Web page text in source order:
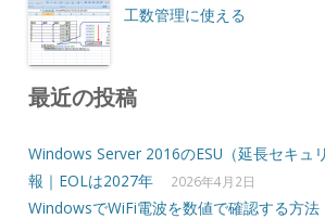
工数管理に使える
最近の投稿
Windows Server 2016のESU（延長セキュ
報｜EOLは2027年
2026年4月2日
WindowsでWiFi電波を数値で確認する方法